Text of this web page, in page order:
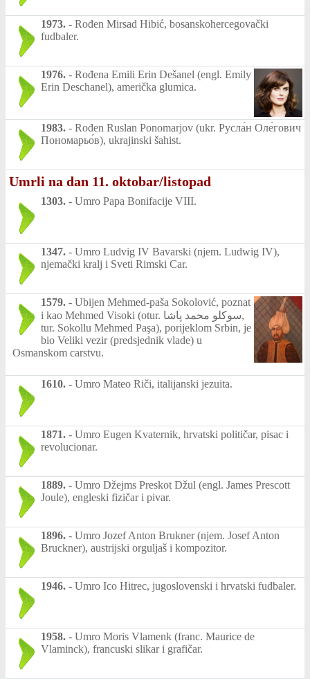
1973. - Rođen Mirsad Hibić, bosanskohercegovački
fudbaler.
1976. - Rođena Emili Erin Dešanel (engl. Emily
Erin Deschanel), američka glumica.
1983. - Rođen Ruslan Ponomarjov (ukr. Русла́н Оле́гович
Пономарьо́в), ukrajinski šahist.
Umrli na dan 11. oktobar/listopad
1303. - Umro Papa Bonifacije VIII.
1347. - Umro Ludvig IV Bavarski (njem. Ludwig IV),
njemački kralj i Sveti Rimski Car.
1579. - Ubijen Mehmed-paša Sokolović, poznat
i kao Mehmed Visoki (otur. سوکلو محمد پاشا,
tur. Sokollu Mehmed Paşa), porijeklom Srbin, je
bio Veliki vezir (predsjednik vlade) u
Osmanskom carstvu.
1610. - Umro Mateo Riči, italijanski jezuita.
1871. - Umro Eugen Kvaternik, hrvatski političar, pisac i
revolucionar.
1889. - Umro Džejms Preskot Džul (engl. James Prescott
Joule), engleski fizičar i pivar.
1896. - Umro Jozef Anton Brukner (njem. Josef Anton
Bruckner), austrijski orguljaš i kompozitor.
1946. - Umro Ico Hitrec, jugoslovenski i hrvatski fudbaler.
1958. - Umro Moris Vlamenk (franc. Maurice de
Vlaminck), francuski slikar i grafičar.